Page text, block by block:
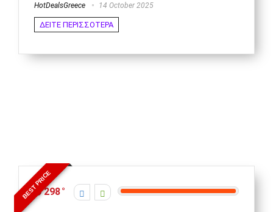
HotDealsGreece 14 October 2025
ΔΕΙΤΕ ΠΕΡΙΣΣΟΤΕΡΑ
BEST PRICE
298